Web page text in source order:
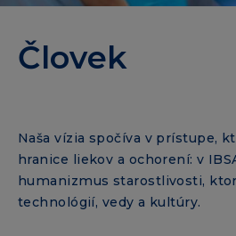
Človek
Naša vízia spočíva v prístupe,
hranice liekov a ochorení: v
humanizmus starostlivosti,
technológií, vedy a kultúry.